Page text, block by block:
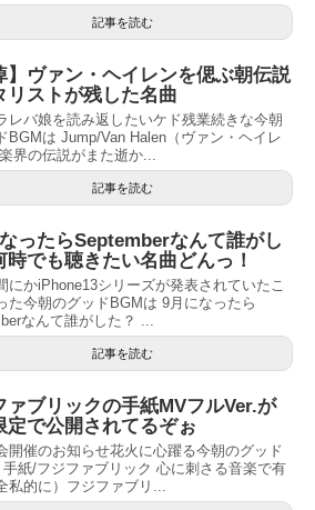
記事を読む
】ヴァン・ヘイレンを偲ぶ朝伝説
リストが残した名曲
レバ娘を読み返したいケド残業続きな今朝
BGMは Jump/Van Halen（ヴァン・ヘイレ
界の伝説がまた逝か...
記事を読む
ったらSeptemberなんて誰がし
時でも聴きたい名曲どんっ！
にかiPhone13シリーズが発表されていたこ
た今朝のグッドBGMは 9月になったら
なんて誰がした？ ...
記事を読む
ァブリックの手紙MVフルVer.が
定で公開されてるぞぉ
開催のお知らせ花火に心躍る今朝のグッド
手紙/フジファブリック 心に刺さる音楽で有
私的に）フジファブリ...